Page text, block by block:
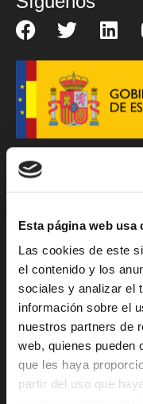
Esta página web usa
Las cookies de este
el contenido y los
sociales y analizar el
información sobre el
nuestros partners de
web, quienes pueden
que les haya
partir del uso que
los Mercados y la
junio de 2005.
Lee el Reglamento
PREMIUM
del organismo
Competitividad